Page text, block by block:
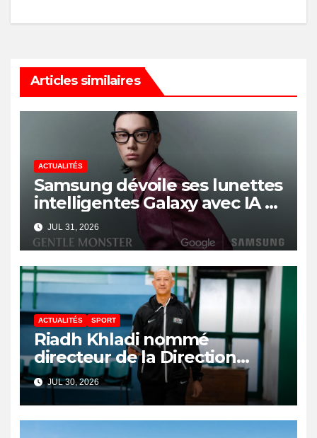
Articles similaires
ACTUALITÉS
Samsung dévoile ses lunettes
intelligentes Galaxy avec IA et
Gemini
JUL 31, 2026
ACTUALITÉS SPORT
Riadh Khladi nommé
directeur de la Direction
Nationale de l’Arbitrage
JUL 30, 2026